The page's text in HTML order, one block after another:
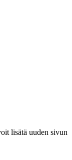
lisätä uuden sivun